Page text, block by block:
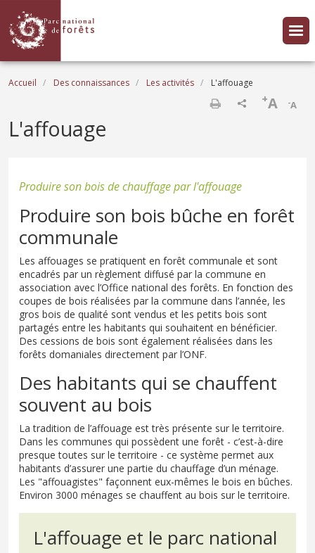
Fil d'Ariane
Accueil Des connaissances Les activités L'affouage
-A
+A
L'affouage
Produire son bois de chauffage par l'affouage
Produire son bois bûche en forêt
communale
Les affouages se pratiquent en forêt communale et sont
encadrés par un règlement diffusé par la commune en
association avec l’Office national des forêts. En fonction des
coupes de bois réalisées par la commune dans l’année, les
gros bois de qualité sont vendus et les petits bois sont
partagés entre les habitants qui souhaitent en bénéficier.
Des cessions de bois sont également réalisées dans les
forêts domaniales directement par l’ONF.
Des habitants qui se chauffent
souvent au bois
La tradition de l’affouage est très présente sur le territoire.
Dans les communes qui possèdent une forêt - c’est-à-dire
presque toutes sur le territoire - ce système permet aux
habitants d’assurer une partie du chauffage d’un ménage.
Les "affouagistes" façonnent eux-mêmes le bois en bûches.
Environ 3000 ménages se chauffent au bois sur le territoire.
L'affouage et le parc national